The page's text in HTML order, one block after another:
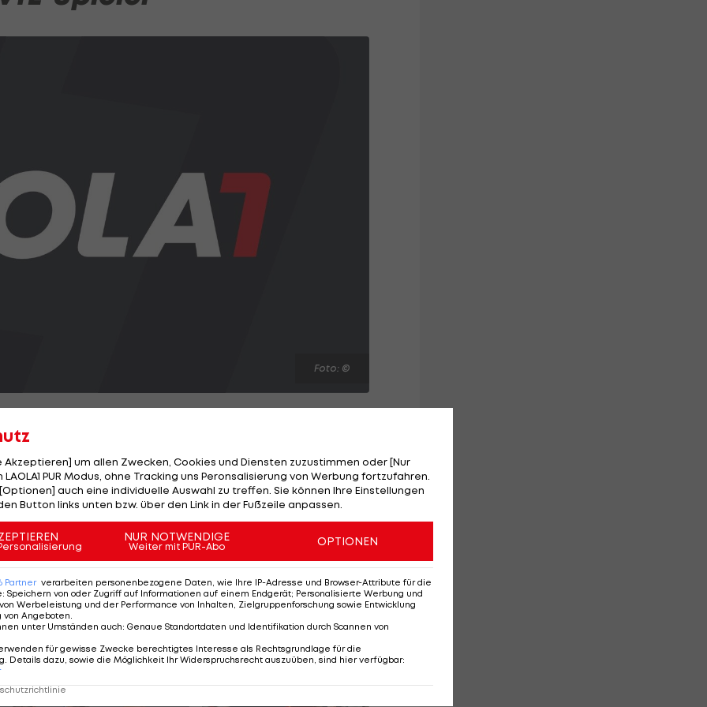
Foto: ©
einen herben Rückschlag hinnehmen. Neuzugang
Euro von Hradec Kralove verpflichtet wurde, erleidet
der Ukraine und Tschechien einen Kreuzbandriss.
den nächsten Tagen eine Operation. "Er hat
Tore geschossen. Jetzt müssen wir ohne ihn
Akzeptieren] um allen Zwecken, Cookies und Diensten zuzustimmen oder [Nur
PUR Modus, ohne Tracking uns Peronsalisierung von Werbung fortzufahren.
auch eine individuelle Auswahl zu treffen. Sie können Ihre Einstellungen
Button links unten bzw. über den Link in der Fußzeile anpassen.
NUR NOTWENDIGE
Weiter mit PUR-Abo OPTIONEN
Partner verarbeiten personenbezogene Daten, wie Ihre IP-Adresse und Browser-Attribute für die
: Speichern von oder Zugriff auf Informationen auf einem Endgerät; Personalisierte Werbung und
Werbeleistung und der Performance von Inhalten, Zielgruppenforschung sowie Entwicklung
von Angeboten
unter Umständen auch: Genaue Standortdaten und Identifikation durch Scannen von
für gewisse Zwecke berechtigtes Interesse als Rechtsgrundlage für die
Details dazu, sowie die Möglichkeit Ihr Widerspruchsrecht auszuüben, sind hier verfügbar: